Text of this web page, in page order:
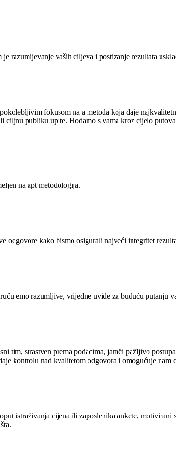
razumijevanje vaših ciljeva i postizanje rezultata
fokusom na a metoda koja daje
publiku upite. Hodamo s vama kroz cijelo
na apt metodologija.
odgovore kako bismo osigurali najveći integritet
razumljive, vrijedne uvide za buduću putanju
tim, strastven prema podacima, jamči pažljivo
kontrolu nad kvalitetom odgovora i omogućuje nam
istraživanja cijena ili zaposlenika ankete,